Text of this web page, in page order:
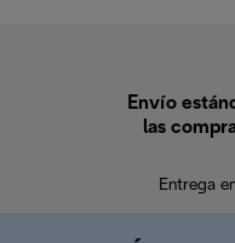
Envío
las
Entrega